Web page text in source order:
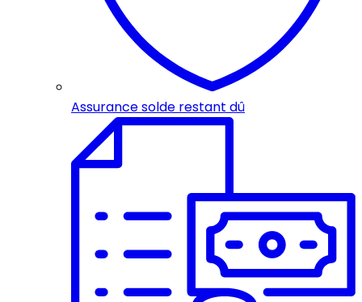
Assurance solde restant dû